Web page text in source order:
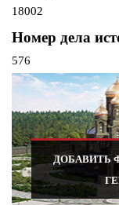
18002
Номер дела
576
ДОБАВИТЬ